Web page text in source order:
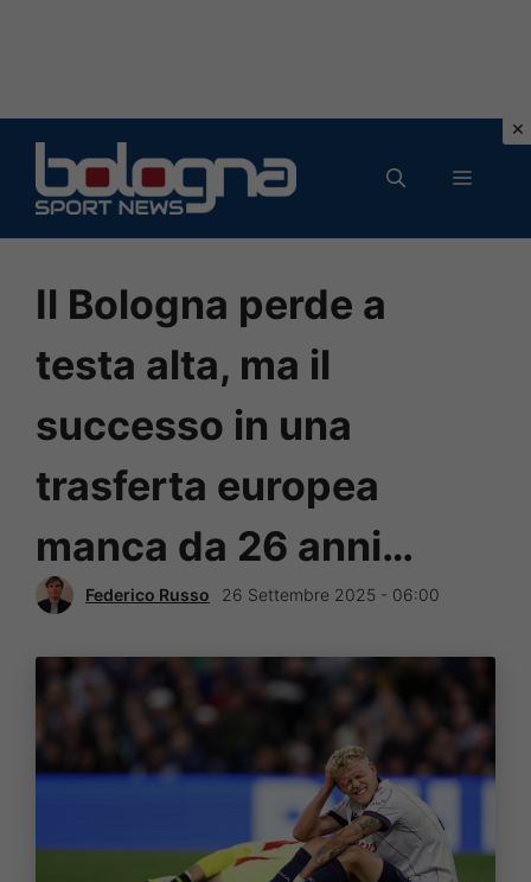
contenuto
MENU
Il Bologna perde a
testa alta, ma il
successo in una
trasferta europea
manca da 26 anni…
Federico Russo 26 Settembre 2025 - 06:00